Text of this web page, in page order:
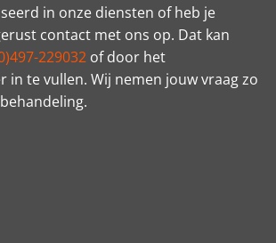
in onze diensten of heb je
contact met ons op. Dat kan
229032 of door het
in te vullen. Wij nemen jouw vraag zo